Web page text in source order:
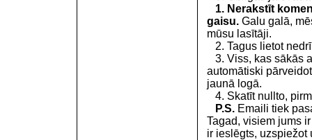
1. Nerakstīt
gaisu. Galu galā,
mūsu lasītāji.
2. Tagus lietot
3. Viss, kas sākās
automātiski
jaunā logā.
4. Skatīt nullto,
P.S. Emaili tiek
Tagad, visiem jums
ir ieslēgts, uzspiežot